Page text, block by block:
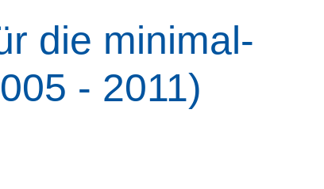
die minimal-
- 2011)